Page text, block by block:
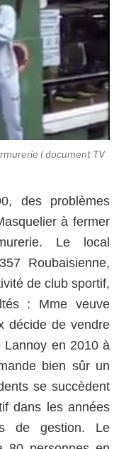
( document TV
des problèmes
à fermer
Le local
Roubaisienne,
de club sportif,
: Mme veuve
décide de vendre
en 2010 à
bien sûr un
se succèdent
dans les années
de gestion. Le